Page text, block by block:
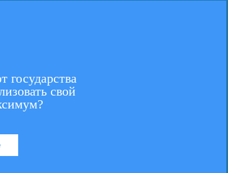
государства
свой